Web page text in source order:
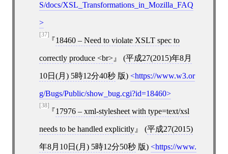
S/docs/XSL_Transformations_in_Mozilla_FAQ
[37]
18460 – Need to violate XSLT spec to
correctly produce <br> (平成27(2015)年8月
10日(月) 5時12分40秒版) https://www.w3.or
g/Bugs/Public/show_bug.cgi?id=18460
[38]
17976 – xml-stylesheet with type=text/xsl
needs to be handled explicitly (平成27(2015)
年8月10日(月) 5時12分50秒版) https://www.